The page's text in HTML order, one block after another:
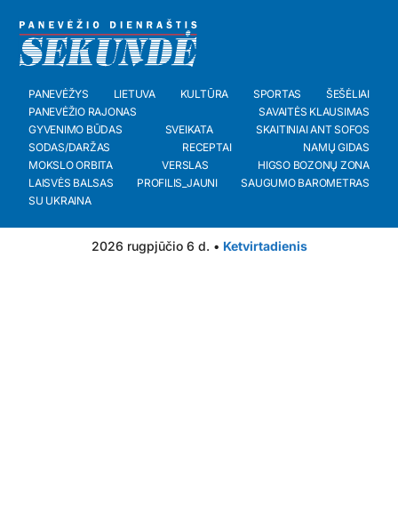
PANEVĖŽYS LIETUVA KULTŪRA SPORTAS
ŠEŠĖLIAI
PANEVĖŽIO RAJONAS
SAVAITĖS KLAUSIMAS
GYVENIMO BŪDAS
SVEIKATA
SKAITINIAI ANT SOFOS
SODAS/DARŽAS
RECEPTAI
NAMŲ GIDAS
MOKSLO ORBITA
VERSLAS
HIGSO BOZONŲ ZONA
LAISVĖS BALSAS
PROFILIS_JAUNI
SAUGUMO BAROMETRAS
SU UKRAINA
2026 rugpjūčio 6 d. • Ketvirtadienis